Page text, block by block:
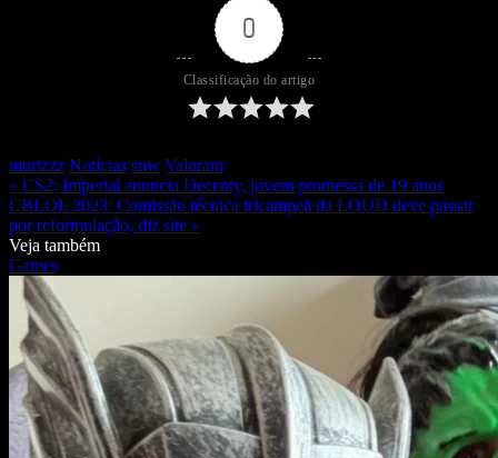
0
Classificação do artigo
murizzz Notícias snw Valorant
« CS2: Imperial anuncia Decenty, jovem promessa de 19 anos
CBLOL 2023: Comissão técnica tricampeã da LOUD deve passar
por reformulação, diz site »
Veja também
Games